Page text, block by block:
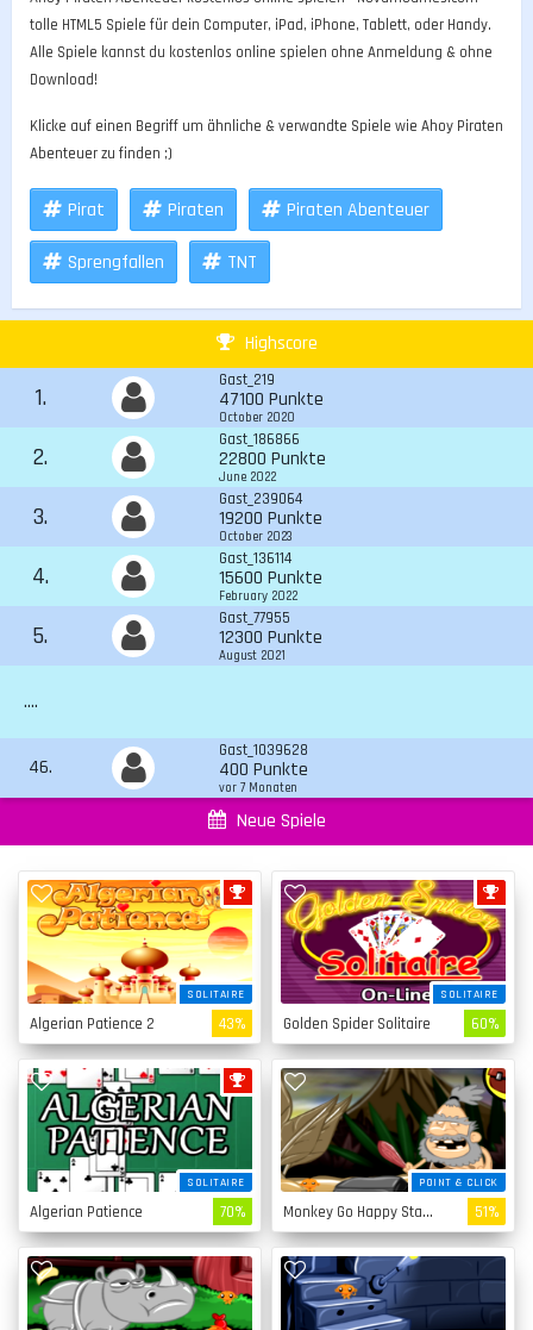
tolle HTML5 Spiele für dein Computer, iPad, iPhone, Tablett, oder Handy.
Alle Spiele kannst du kostenlos online spielen ohne Anmeldung & ohne
Download!
Klicke auf einen Begriff um ähnliche & verwandte Spiele wie Ahoy Piraten
Abenteuer zu finden ;)
Pirat Piraten Piraten Abenteuer
Sprengfallen TNT
Highscore
1.
Gast_219
47100 Punkte
October 2020
2.
Gast_186866
22800 Punkte
June 2022
3.
Gast_239064
19200 Punkte
October 2023
4.
Gast_136114
15600 Punkte
February 2022
5.
Gast_77955
12300 Punkte
August 2021
....
46.
Gast_1039628
400 Punkte
vor 7 Monaten
Neue Spiele
SOLITAIRE
Algerian Patience 2 43%
SOLITAIRE
Golden Spider Solitaire 60%
SOLITAIRE
Algerian Patience 70%
POINT & CLICK
Monkey Go Happy Stage 4 51%